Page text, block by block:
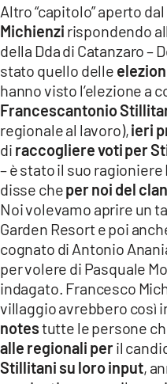
Altro “capitolo” aperto
Michienzi rispondendo
della Dda di Catanzaro –
stato quello delle
hanno visto l’elezione a
Francescantonio
regionale al lavoro),ieri
di raccogliere votiper
– è stato il suo
disse cheper noi del clan
Noi volevamo aprire un
Garden Resort e poi
cognato di Antonio
per volere di Pasquale
indagato. Francesco
villaggio avrebbero così
notestutte le persone
alle regionali peril
Stillitani su loro input,